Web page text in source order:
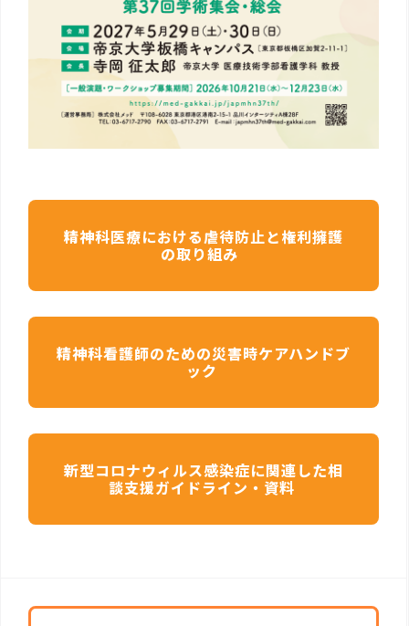
精神科医療における虐待防止と権利擁護
の取り組み
精神科看護師のための災害時ケアハンドブ
ック
新型コロナウィルス感染症に関連した相
談支援ガイドライン・資料